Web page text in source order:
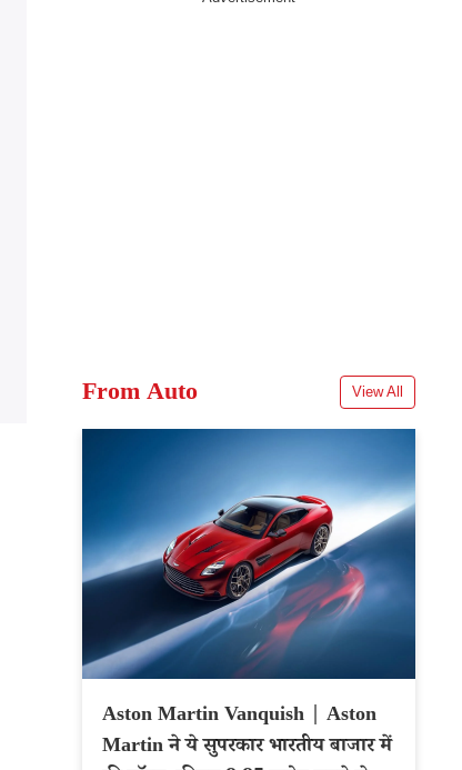
From Auto View All
Aston Martin Vanquish | Aston
Martin ने ये सुपरकार भारतीय बाजार में